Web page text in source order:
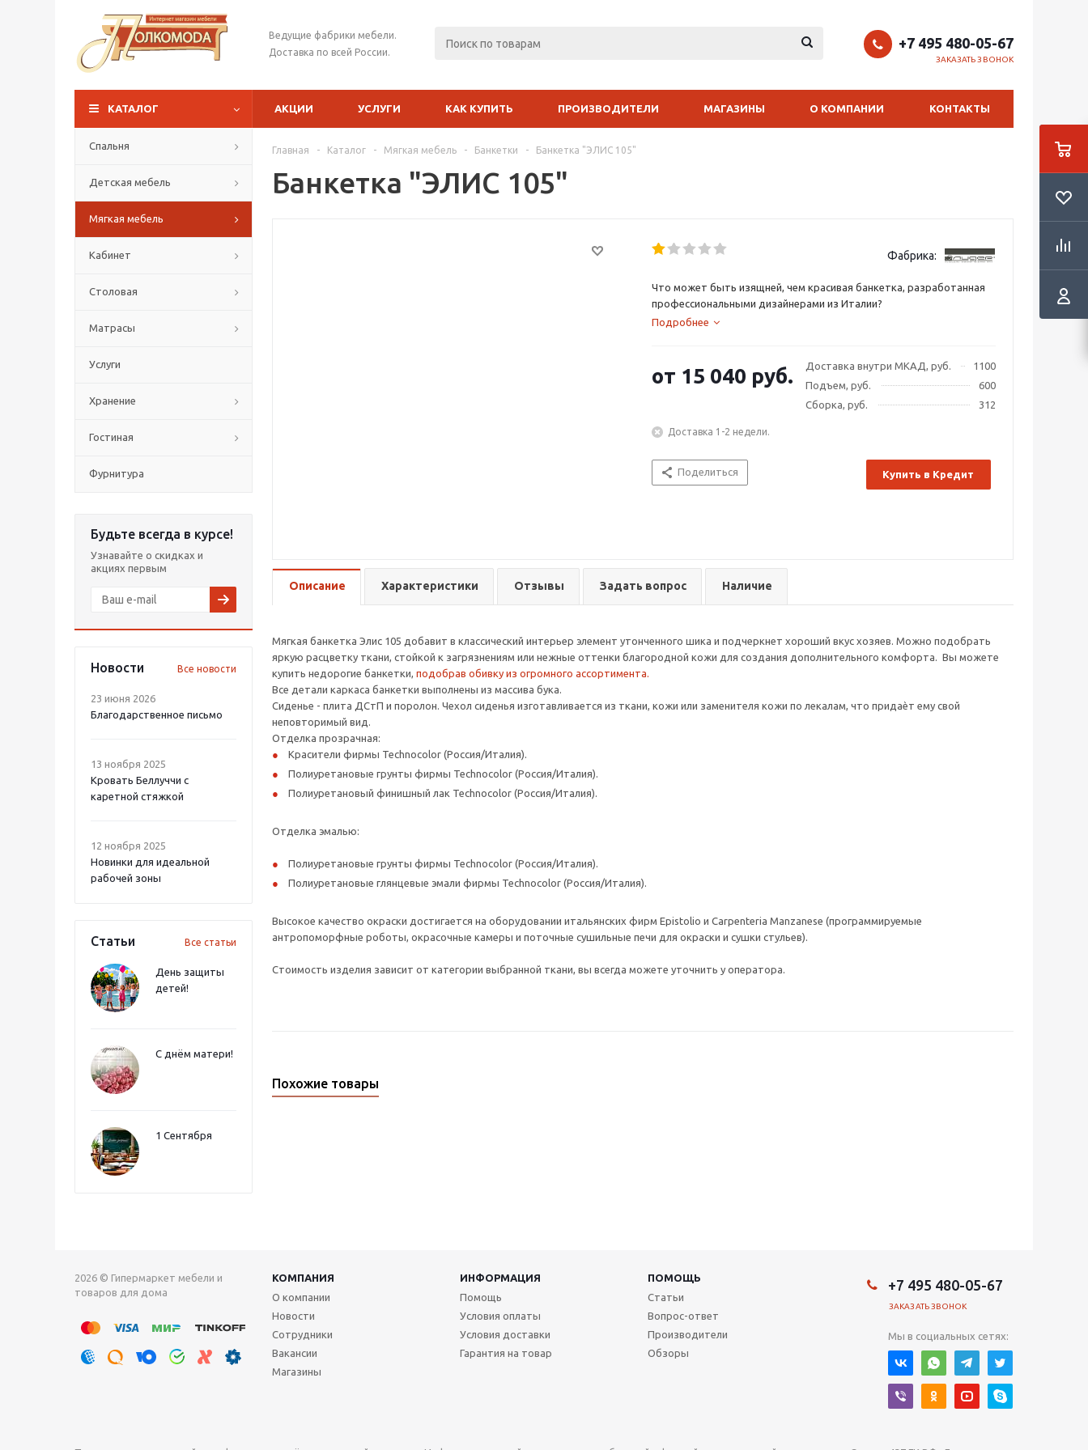
Ведущие фабрики мебели.
Доставка по всей России.
+7 495 480-05-67
ЗАКАЗАТЬ ЗВОНОК
КАТАЛОГ АКЦИИ УСЛУГИ КАК КУПИТЬ ПРОИЗВОДИТЕЛИ МАГАЗИНЫ О КОМПАНИИ КОНТАКТЫ
Спальня
Детская мебель
Мягкая мебель
Кабинет
Столовая
Матрасы
Услуги
Хранение
Гостиная
Фурнитура
Будьте всегда в курсе!
Узнавайте о скидках и
акциях первым
Новости Все новости
23 июня 2026
Благодарственное письмо
13 ноября 2025
Кровать Беллуччи с
каретной стяжкой
12 ноября 2025
Новинки для идеальной
рабочей зоны
Статьи Все статьи
День защиты
детей!
С днём матери!
1 Сентября
Главная - Каталог - Мягкая мебель - Банкетки - Банкетка "ЭЛИС 105"
Банкетка "ЭЛИС 105"
Фабрика:
Что может быть изящней, чем красивая банкетка, разработанная
профессиональными дизайнерами из Италии?
Подробнее
Доставка внутри МКАД, руб.
1100
Подъем, руб.
600
Сборка, руб.
312
от 15 040 руб.
Доставка 1-2 недели.
Поделиться Купить в Кредит
Описание Характеристики Отзывы Задать вопрос Наличие
Мягкая банкетка Элис 105 добавит в классический интерьер элемент утонченного шика и подчеркнет хороший вкус хозяев. Можно подобрать
яркую расцветку ткани, стойкой к загрязнениям или нежные оттенки благородной кожи для создания дополнительного комфорта. Вы можете
купить недорогие банкетки, подобрав обивку из огромного ассортимента.
Все детали каркаса банкетки выполнены из массива бука.
Сиденье - плита ДСтП и поролон. Чехол сиденья изготавливается из ткани, кожи или заменителя кожи по лекалам, что придаѐт ему свой
неповторимый вид.
Отделка прозрачная:
Красители фирмы Technocolor (Россия/Италия).
Полиуретановые грунты фирмы Technocolor (Россия/Италия).
Полиуретановый финишный лак Technocolor (Россия/Италия).
Отделка эмалью:
Полиуретановые грунты фирмы Technocolor (Россия/Италия).
Полиуретановые глянцевые эмали фирмы Technocolor (Россия/Италия).
Высокое качество окраски достигается на оборудовании итальянских фирм Epistolio и Carpenteria Manzanese (программируемые
антропоморфные роботы, окрасочные камеры и поточные сушильные печи для окраски и сушки стульев).
Стоимость изделия зависит от категории выбранной ткани, вы всегда можете уточнить у оператора.
Похожие товары
2026 © Гипермаркет мебели и
товаров для дома
КОМПАНИЯ ИНФОРМАЦИЯ
ПОМОЩЬ
О компании
Новости
Сотрудники
Вакансии
Магазины
Помощь
Условия оплаты
Условия доставки
Гарантия на товар
Статьи
Вопрос-ответ
Производители
Обзоры
+7 495 480-05-67
ЗАКАЗАТЬ ЗВОНОК
Мы в социальных сетях: